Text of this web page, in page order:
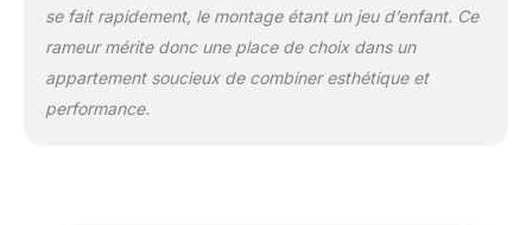
douceur supérieures avec le design à double
rail. Le siège est équipé de deux jeux de
quatre roulettes qui garantissent un
mouvement de glisse silencieux et silencieux
à chaque coup. Ce design augmente votre
se fait rapidement, le montage étant un jeu d’enfant. Ce
rameur mérite donc une place de choix dans un
appartement soucieux de combiner esthétique et
performance.